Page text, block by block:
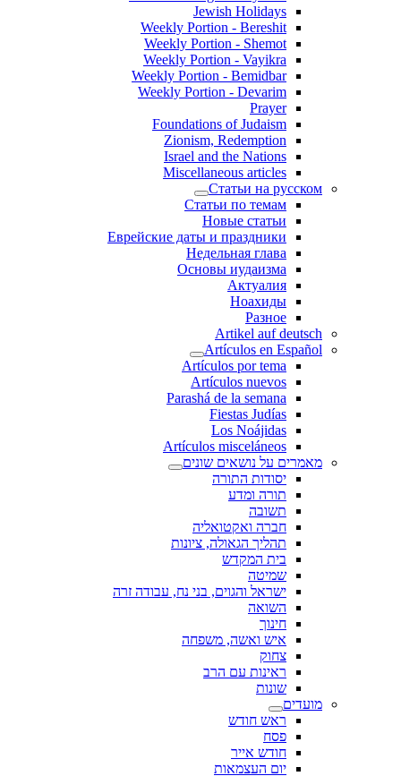
Jewish Holidays
Weekly Portion - Bereshit
Weekly Portion - Shemot
Weekly Portion - Vayikra
Weekly Portion - Bemidbar
Weekly Portion - Devarim
Prayer
Foundations of Judaism
Zionism, Redemption
Israel and the Nations
Miscellaneous articles
Статьи на русском
Статьи по темам
Новые статьи
Еврейские даты и праздники
Недельная глава
Основы иудаизма
Актуалия
Ноахиды
Разное
Artikel auf deutsch
Artículos en Español
Artículos por tema
Artículos nuevos
Parashá de la semana
Fiestas Judías
Los Noájidas
Artículos misceláneos
מאמרים על נושאים שונים
יסודות התורה
תורה ומדע
תשובה
חברה ואקטואליה
תהליך הגאולה, ציונות
בית המקדש
שמיטה
ישראל והגוים, בני נח, עבודה זרה
השואה
חינוך
איש ואשה, משפחה
צחוק
ראינות עם הרב
שונות
מועדים
ראש חודש
פסח
חודש אייר
יום העצמאות